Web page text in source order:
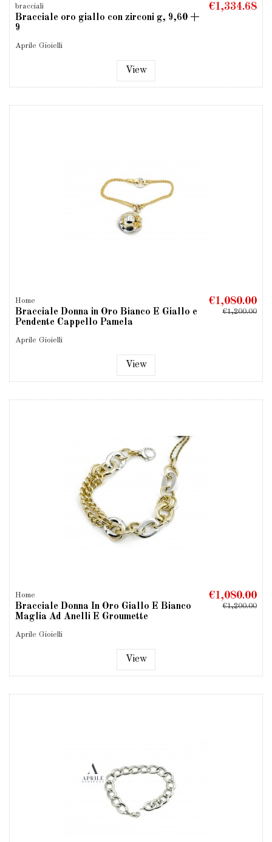
bracciali
Bracciale oro giallo con zirconi g, 9,60 +
9
Aprile Gioielli
€1,334.68
View
Home
Bracciale Donna in Oro Bianco E Giallo e
Pendente Cappello Pamela
Aprile Gioielli
€1,080.00
€1,200.00
View
Home
Bracciale Donna In Oro Giallo E Bianco
Maglia Ad Anelli E Groumette
Aprile Gioielli
€1,080.00
€1,200.00
View